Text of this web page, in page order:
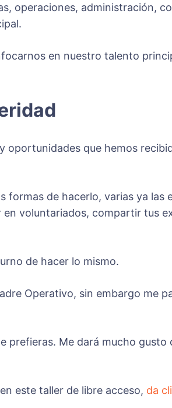
operaciones, administración,
en nuestro talento
oportunidades que hemos
formas de hacerlo, varias ya las
voluntariados, compartir tus
de hacer lo mismo.
Operativo, sin embargo me
prefieras. Me dará mucho
este taller de libre acceso, da